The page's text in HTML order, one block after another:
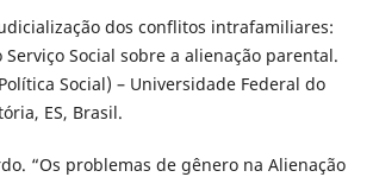
dos conflitos intrafamiliares:
Social sobre a alienação parental.
Social) – Universidade Federal do
ES, Brasil.
“Os problemas de gênero na Alienação